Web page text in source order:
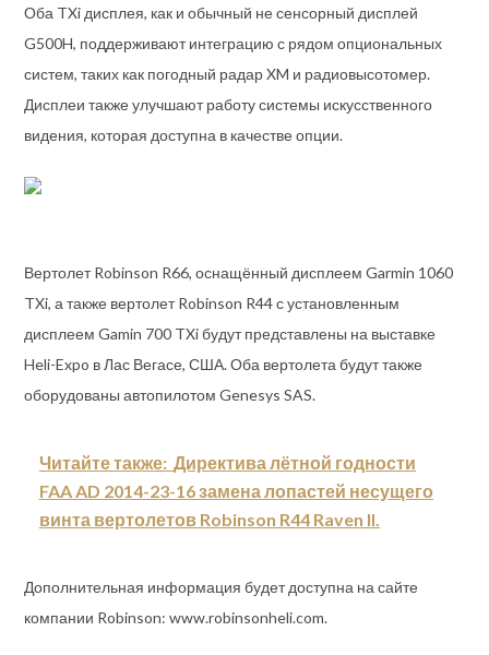
Оба TXi дисплея, как и обычный не сенсорный дисплей
G500H, поддерживают интеграцию с рядом опциональных
систем, таких как погодный радар XM и радиовысотомер.
Дисплеи также улучшают работу системы искусственного
видения, которая доступна в качестве опции.
Вертолет Robinson R66, оснащённый дисплеем Garmin 1060
TXi, а также вертолет Robinson R44 с установленным
дисплеем Gamin 700 TXi будут представлены на выставке
Heli-Expo в Лас Вегасе, США. Оба вертолета будут также
оборудованы автопилотом Genesys SAS.
Читайте также: Директива лётной годности
FAA AD 2014-23-16 замена лопастей несущего
винта вертолетов Robinson R44 Raven II.
Дополнительная информация будет доступна на сайте
компании Robinson: www.robinsonheli.com.